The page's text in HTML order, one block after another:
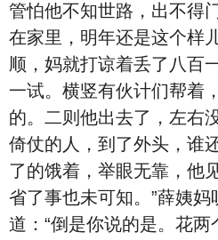
管怕他不知世路，出不得
在家里，明年还是这个样
顺，妈就打谅着丢了八百
一试。横竖有伙计们帮着
的。二则他出去了，左右
倚仗的人，到了外头，谁
了的饿着，举眼无靠，他
省了事也未可知。”薛姨
道：“倒是你说的是。花